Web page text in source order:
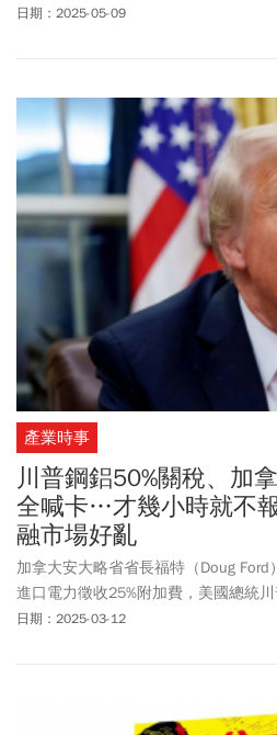
日期：2025-05-09
產業時事
川普鋼鋁50%關稅、加
全喊卡…才幾小時就不
融市場好亂
加拿大安大略省省長福特（Doug
進口電力徵收25%附加費，美國總統
鋁等輸美商品關稅至50%的決定。路
日期：2025-03-12